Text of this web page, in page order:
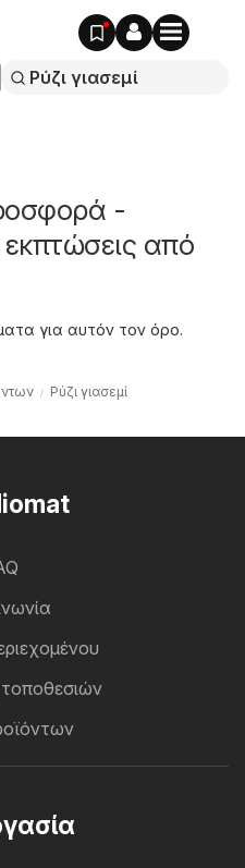
-
εκπτώσεις από
για αυτόν τον όρο.
Ρύζι γιασεμί